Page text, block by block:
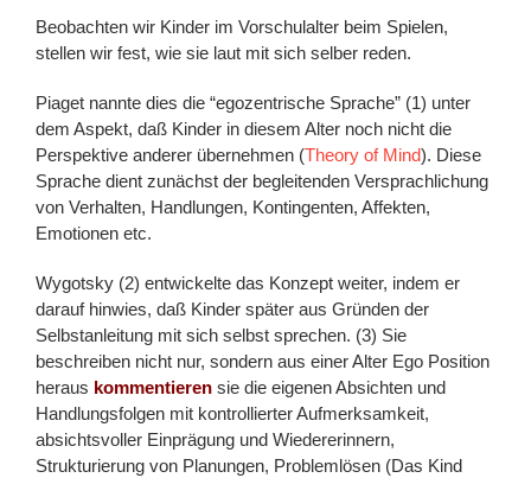
Beobachten wir Kinder im Vorschulalter beim Spielen,
stellen wir fest, wie sie laut mit sich selber reden.
Piaget nannte dies die “egozentrische Sprache” (1) unter
dem Aspekt, daß Kinder in diesem Alter noch nicht die
Perspektive anderer übernehmen (Theory of Mind). Diese
Sprache dient zunächst der begleitenden Versprachlichung
von Verhalten, Handlungen, Kontingenten, Affekten,
Emotionen etc.
Wygotsky (2) entwickelte das Konzept weiter, indem er
darauf hinwies, daß Kinder später aus Gründen der
Selbstanleitung mit sich selbst sprechen. (3) Sie
beschreiben nicht nur, sondern aus einer Alter Ego Position
heraus kommentieren sie die eigenen Absichten und
Handlungsfolgen mit kontrollierter Aufmerksamkeit,
absichtsvoller Einprägung und Wiedererinnern,
Strukturierung von Planungen, Problemlösen (Das Kind